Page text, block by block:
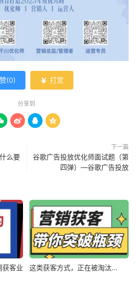
赞(0)  打赏
分享到
  
么要
下一篇
谷歌广告投放优化师面试题（第
四弹）—谷歌广告投放
客业
这类获客方式，正在被淘汰...